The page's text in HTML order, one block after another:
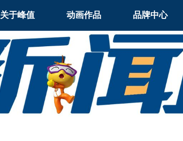
关于峰值 动画作品 品牌中心